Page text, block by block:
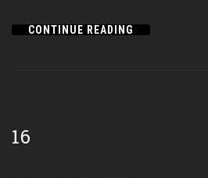
CONTINUE READING
16